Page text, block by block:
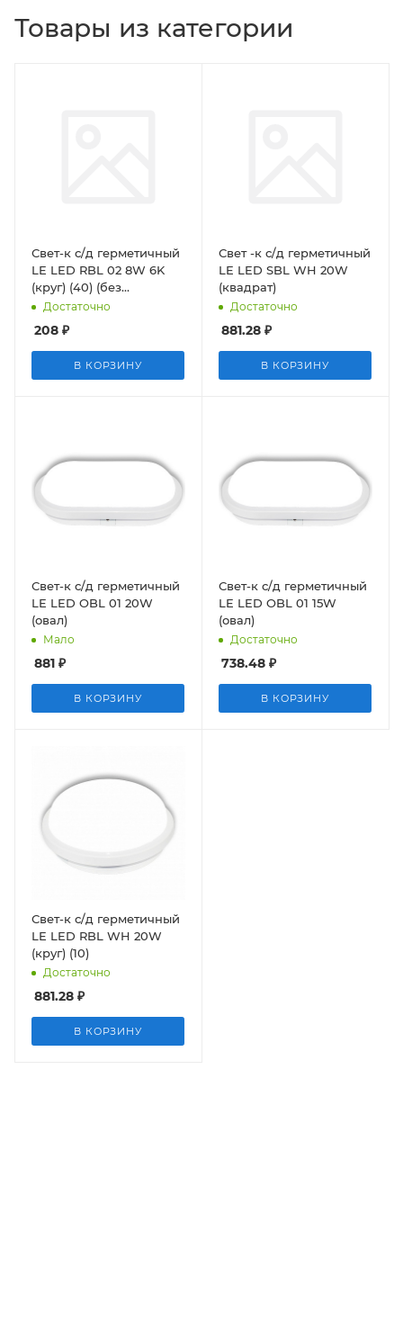
Товары из категории
Свет-к с/д герметичный
LE LED RBL 02 8W 6K
(круг) (40) (без
инд.упак.)
Достаточно
208 ₽
В КОРЗИНУ
Свет -к с/д герметичный
LE LED SBL WH 20W
(квадрат)
Достаточно
881.28 ₽
В КОРЗИНУ
Свет-к с/д герметичный
LE LED OBL 01 20W
(овал)
Мало
881 ₽
В КОРЗИНУ
Свет-к с/д герметичный
LE LED OBL 01 15W
(овал)
Достаточно
738.48 ₽
В КОРЗИНУ
Свет-к с/д герметичный
LE LED RBL WH 20W
(круг) (10)
Достаточно
881.28 ₽
В КОРЗИНУ